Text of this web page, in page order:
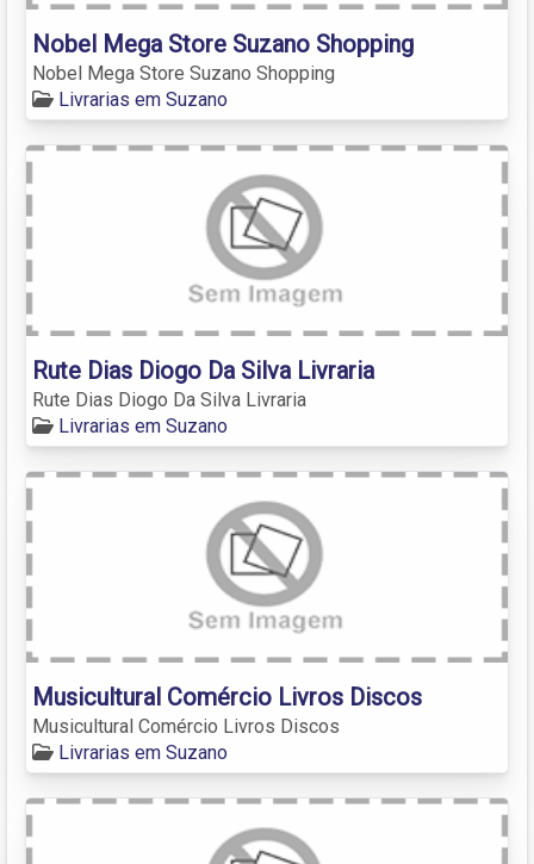
Nobel Mega Store Suzano Shopping
Nobel Mega Store Suzano Shopping
Livrarias em Suzano
Rute Dias Diogo Da Silva Livraria
Rute Dias Diogo Da Silva Livraria
Livrarias em Suzano
Musicultural Comércio Livros Discos
Musicultural Comércio Livros Discos
Livrarias em Suzano